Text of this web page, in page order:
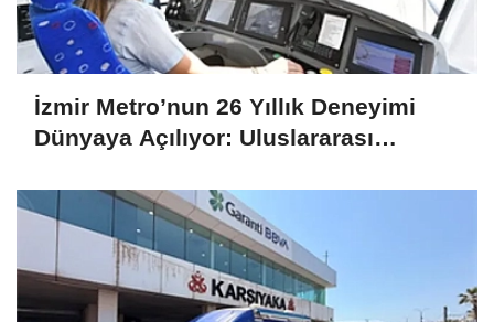
İzmir Metro’nun 26 Yıllık Deneyimi
Dünyaya Açılıyor: Uluslararası